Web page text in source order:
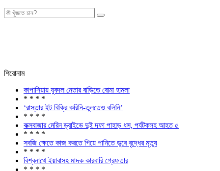
শিরোনাম
কাপাসিয়ায় যুবদল নেতার বাড়িতে বোমা হামলা
* * * *
‘রাস্তার ইট বিক্রি করিনি-তুলতেও বলিনি’
* * * *
কক্সবাজার মেরিন ড্রাইভে দুই দফা পাহাড় ধস, পর্যটকসহ আহত ৫
* * * *
সবজি ক্ষেতে কাজ করতে গিয়ে পানিতে ডুবে বৃদ্ধের মৃত্যু
* * * *
বিশ্বনাথে ইয়াবাসহ মাদক কারবারি গ্রেফতার
* * * *